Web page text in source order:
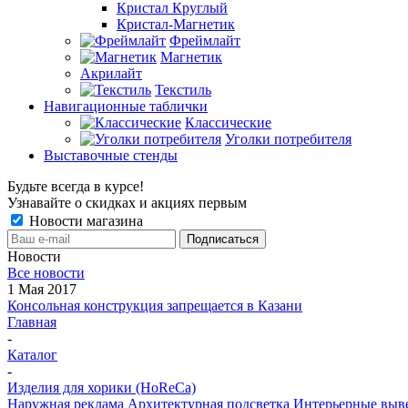
Кристал Круглый
Кристал-Магнетик
Фреймлайт
Магнетик
Акрилайт
Текстиль
Навигационные таблички
Классические
Уголки потребителя
Выставочные стенды
Будьте всегда в курсе!
Узнавайте о скидках и акциях первым
Новости магазина
Новости
Все новости
1 Мая 2017
Консольная конструкция запрещается в Казани
Главная
-
Каталог
-
Изделия для хорики (HoReCa)
Наружная реклама Архитектурная подсветка Интерьерные